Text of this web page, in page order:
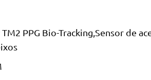
PPG Bio-Tracking,Sensor de